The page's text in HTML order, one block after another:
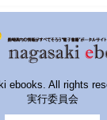
ebooks. All rights
実行委員会
ス